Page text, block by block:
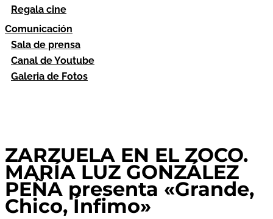
Regala cine
Comunicación
Sala de prensa
Canal de Youtube
Galeria de Fotos
ZARZUELA EN EL ZOCO.
MARÍA LUZ GONZÁLEZ
PEÑA presenta «Grande,
Chico, Ínfimo»